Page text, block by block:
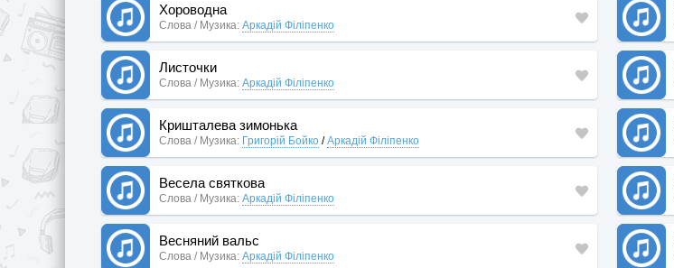
Хороводна
Слова / Музика: Аркадій Філіпенко
Листочки
Слова / Музика: Аркадій Філіпенко
Кришталева зимонька
Слова / Музика: Григорій Бойко /Аркадій Філіпенко
Весела святкова
Слова / Музика: Аркадій Філіпенко
Весняний вальс
Слова / Музика: Аркадій Філіпенко